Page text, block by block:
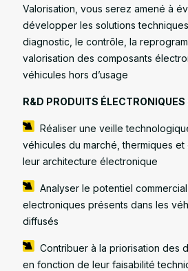
Valorisation, vous serez amené à
développer les solutions
diagnostic, le contrôle, la
valorisation des composants
véhicules hors d’usage
R&D PRODUITS ÉLECTRONIQUES
Réaliser une veille
véhicules du marché, thermiques
leur architecture électronique
Analyser le potentiel
electroniques présents dans les
diffusés
Contribuer à la priorisation des
en fonction de leur faisabilité